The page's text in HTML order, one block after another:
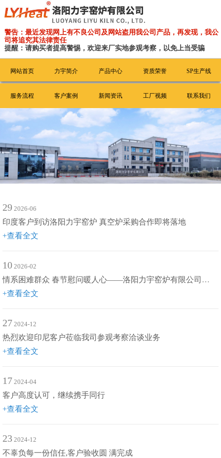
警告：最近发现网上有不良公司及网站盗用我公司产品，再发现，我公
司将追究其法律责任
提醒：请购买者提高警惕，欢迎来厂实地参观考察，以免上当受骗
网站首页 力宇简介 产品中心 资质荣誉 SP生产线
服务流程 客户案例 新闻资讯 工厂视频 联系我们
29 2026-06
印度客户到访洛阳力宇窑炉 真空炉采购合作即将落地
+查看全文
10 2026-02
情系困难群众 春节慰问暖人心——洛阳力宇窑炉有限公司用爱心传递冬日温情
+查看全文
27 2024-12
热烈欢迎印尼客户莅临我司参观考察洽谈业务
+查看全文
17 2024-04
客户高度认可，继续携手同行
+查看全文
23 2024-12
不辜负每一份信任,客户验收圆 满完成